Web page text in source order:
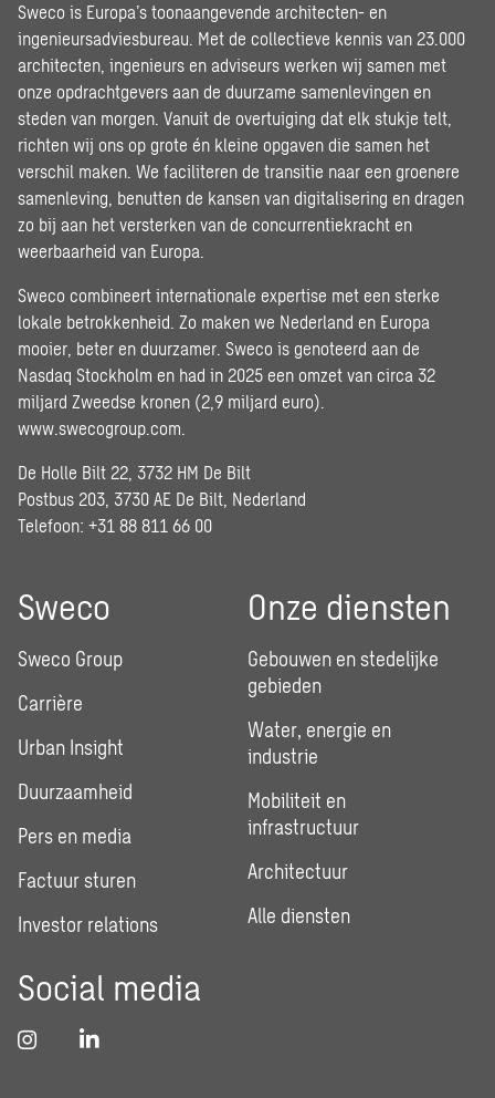
Sweco is Europa’s toonaangevende architecten- en
ingenieursadviesbureau. Met de collectieve kennis van 23.000
architecten, ingenieurs en adviseurs werken wij samen met
onze opdrachtgevers aan de duurzame samenlevingen en
steden van morgen. Vanuit de overtuiging dat elk stukje telt,
richten wij ons op grote én kleine opgaven die samen het
verschil maken. We faciliteren de transitie naar een groenere
samenleving, benutten de kansen van digitalisering en dragen
zo bij aan het versterken van de concurrentiekracht en
weerbaarheid van Europa.
Sweco combineert internationale expertise met een sterke
lokale betrokkenheid. Zo maken we Nederland en Europa
mooier, beter en duurzamer. Sweco is genoteerd aan de
Nasdaq Stockholm en had in 2025 een omzet van circa 32
miljard Zweedse kronen (2,9 miljard euro).
www.swecogroup.com
De Holle Bilt 22, 3732 HM De Bilt
Postbus 203, 3730 AE De Bilt, Nederland
Telefoon: +31 88 811 66 00
Sweco
Sweco Group
Carrière
Urban Insight
Duurzaamheid
Pers en media
Factuur sturen
Investor relations
Onze diensten
Gebouwen en stedelijke
gebieden
Water, energie en
industrie
Mobiliteit en
infrastructuur
Architectuur
Alle diensten
Social media